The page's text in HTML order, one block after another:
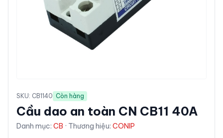
SKU: CB1140 Còn hàng
Cầu dao an toàn CN CB11 40A
Danh mục: CB · Thương hiệu: CONIP